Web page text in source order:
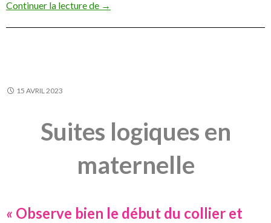
Continuer la lecture de Un peu de e-magie
→
15 AVRIL 2023
Suites logiques en
maternelle
« Observe bien le début du collier et